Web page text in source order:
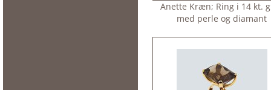
Anette Kræn; Ring i 14 kt.
med perle og diamant